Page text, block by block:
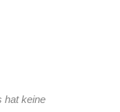
hat keine